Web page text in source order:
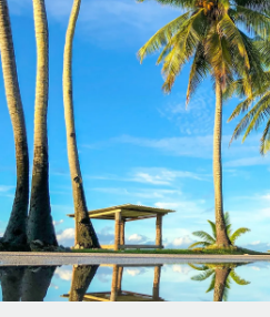
SERVICES
Perguntar a um
Obtenha apoio
conformidade globais
Parceiros tecnológicos
Integre os RH globais na
CASE STUDIES
Français
Deutsch
Español
Italiano
Português (Portugal)
日本語